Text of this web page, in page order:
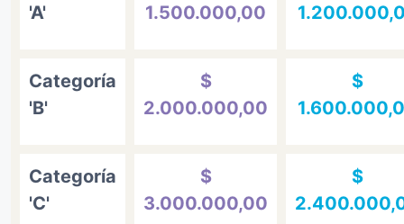
'A'
1.500.000,00
Categoría
'B'
$
2.000.000,00
$
Categoría
'C'
$
3.000.000,00
$